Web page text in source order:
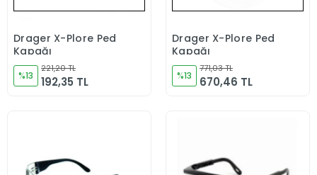
Stokta Yok
Drager X-Plore Ped
Kapağı
%13
221,20 TL
192,35 TL
Stokta Yok
Drager X-Plore Ped
Kapağı
%13
771,03 TL
670,46 TL